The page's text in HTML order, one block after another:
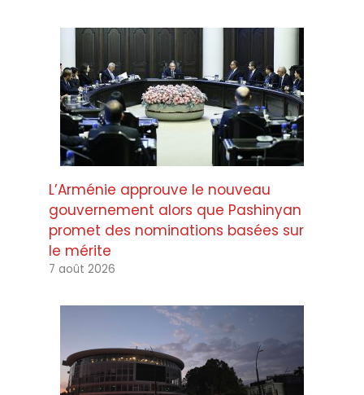
L’Arménie approuve le nouveau
gouvernement alors que Pashinyan
promet des nominations basées sur
le mérite
7 août 2026